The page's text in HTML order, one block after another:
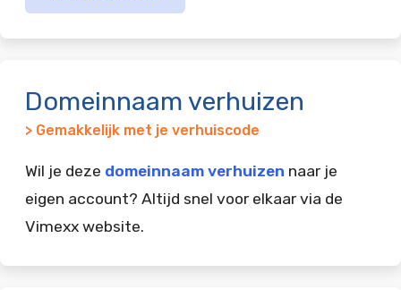
Domeinnaam verhuizen
> Gemakkelijk met je verhuiscode
Wil je deze domeinnaam verhuizen naar je
eigen account? Altijd snel voor elkaar via de
Vimexx website.